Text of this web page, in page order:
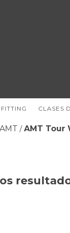
FITTING CLASES
AMT / AMT Tour